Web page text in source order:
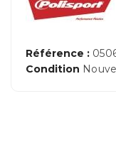
Référence :
Condition